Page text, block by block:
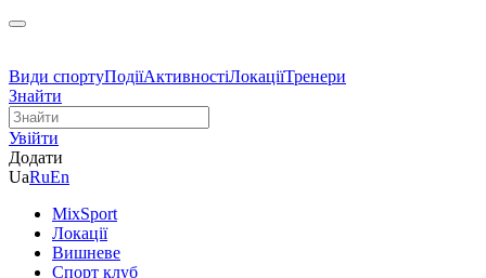
Види спортуПодіїАктивностіЛокаціїТренери
Знайти
Увійти
Додати
UaRuEn
MixSport
Локації
Вишневе
Спорт клуб